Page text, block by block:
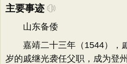
主要事迹
山东备倭
嘉靖二十三年（1544），
岁的戚继光袭任父职，成为登